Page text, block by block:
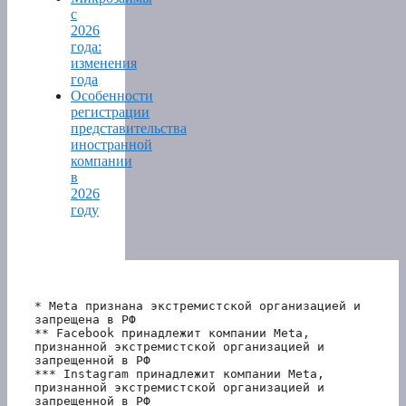
с
2026
года:
изменения
года
Особенности
регистрации
представительства
иностранной
компании
в
2026
году
* Meta признана экстремистской организацией и
запрещена в РФ
** Facebook принадлежит компании Meta,
признанной экстремистской организацией и
запрещенной в РФ
*** Instagram принадлежит компании Meta,
признанной экстремистской организацией и
запрещенной в РФ